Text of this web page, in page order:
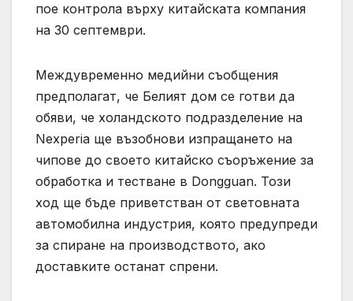
пое контрола върху китайската компания
на 30 септември.
Междувременно медийни съобщения
предполагат, че Белият дом се готви да
обяви, че холандското подразделение на
Nexperia ще възобнови изпращането на
чипове до своето китайско съоръжение за
обработка и тестване в Dongguan. Този
ход ще бъде приветстван от световната
автомобилна индустрия, която предупреди
за спиране на производството, ако
доставките останат спрени.